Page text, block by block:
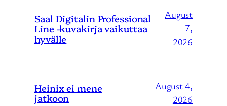
Saal Digitalin Professional
Line -kuvakirja vaikuttaa
hyvälle
August
7,
2026
Heinix ei mene
jatkoon
August 4,
2026